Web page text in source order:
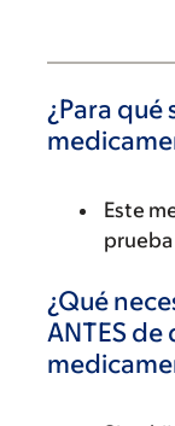
¿Para qué
Este
prueba
¿Qué
ANTES